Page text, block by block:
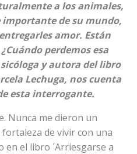
a los animales,
de su mundo,
amor. Están
perdemos esa
y autora del libro
Lechuga, nos cuenta
esta interrogante.
Nunca me dieron un
de vivir con una
en el libro ´Arriesgarse a